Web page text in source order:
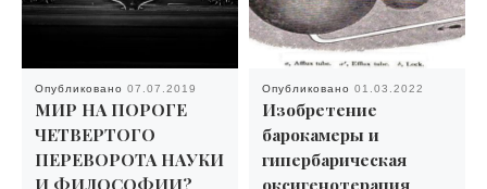
Опубликовано 07.07.2019
МИР НА ПОРОГЕ
ЧЕТВЕРТОГО
ПЕРЕВОРОТА НАУКИ
И ФИЛОСОФИИ?
Опубликовано 01.03.2022
Изобретение
барокамеры и
гипербарическая
оксигенотерапия